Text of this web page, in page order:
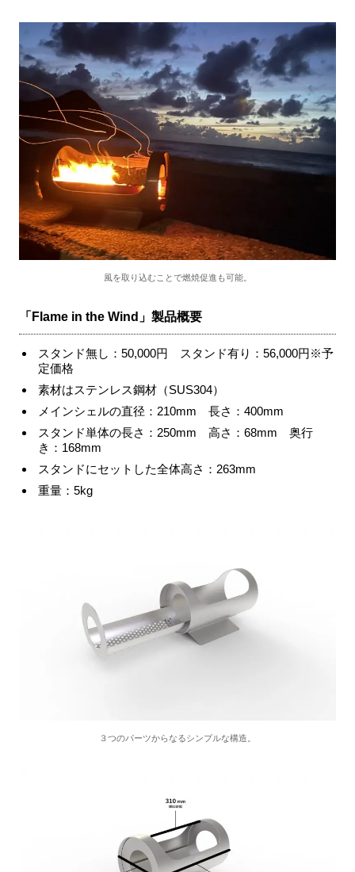
風を取り込むことで燃焼促進も可能。
「Flame in the Wind」製品概要
スタンド無し：50,000円 スタンド有り：56,000円※予
定価格
素材はステンレス鋼材（SUS304）
メインシェルの直径：210mm 長さ：400mm
スタンド単体の長さ：250mm 高さ：68mm 奥行
き：168mm
スタンドにセットした全体高さ：263mm
重量：5kg
３つのパーツからなるシンプルな構造。